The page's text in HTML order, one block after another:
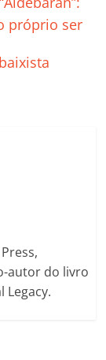
ar
h
próprio ser
autor do livro
Legacy.